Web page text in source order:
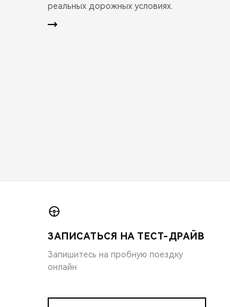
реальных дорожных условиях.
ЗАПИСАТЬСЯ НА ТЕСТ-ДРАЙВ
Запишитесь на пробную поездку
онлайн